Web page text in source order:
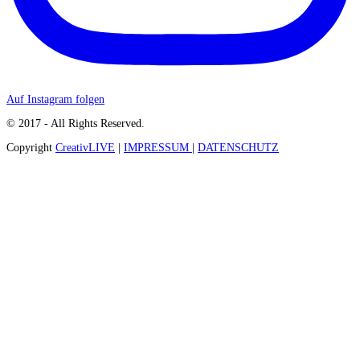
Auf Instagram folgen
© 2017 - All Rights Reserved.
Copyright CreativLIVE IMPRESSUM DATENSCHUTZ